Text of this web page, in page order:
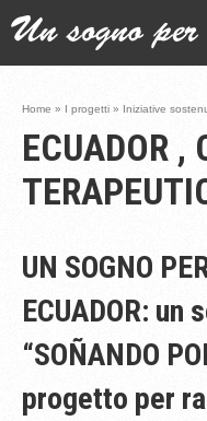
Home » I progetti » Iniziative
ECUADOR ,
UN SOGNO
ECUADOR: un
“SOÑANDO
progetto per